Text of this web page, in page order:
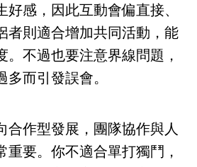
好感，因此互動會偏直接、
者則適合增加共同活動，能
。不過也要注意界線問題，
多而引發誤會。
合作型發展，團隊協作與人
重要。你不適合單打獨鬥，